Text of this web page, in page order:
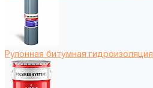
Рулонная битумная гидроизоляция